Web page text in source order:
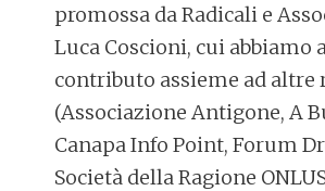
promossa da Radicali e
Luca Coscioni, cui abbiamo
contributo assieme ad altre
(Associazione Antigone, A
Canapa Info Point, Forum
Società della Ragione